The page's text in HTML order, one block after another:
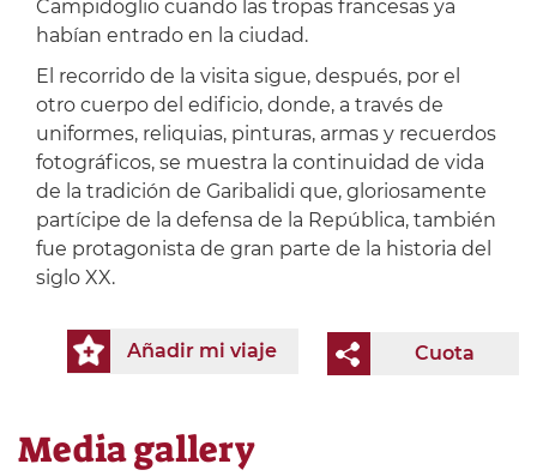
Campidoglio cuando las tropas francesas ya
habían entrado en la ciudad.
El recorrido de la visita sigue, después, por el
otro cuerpo del edificio, donde, a través de
uniformes, reliquias, pinturas, armas y recuerdos
fotográficos, se muestra la continuidad de vida
de la tradición de Garibalidi que, gloriosamente
partícipe de la defensa de la República, también
fue protagonista de gran parte de la historia del
siglo XX.
Cuota
Añadir mi viaje
Media gallery